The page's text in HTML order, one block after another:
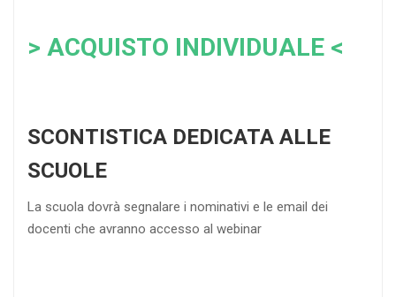
> ACQUISTO INDIVIDUALE <
SCONTISTICA DEDICATA ALLE
SCUOLE
La scuola dovrà segnalare i nominativi e le email dei
docenti che avranno accesso al webinar